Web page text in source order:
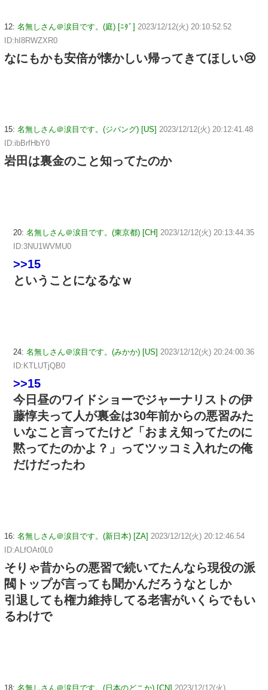
12: 名無しさん＠涙目です。(庭) [ﾆﾀﾞ] 2023/12/12(火) 20:10:52.52
ID:hI8RWZXR0
なにもかも安倍が懐かしい帰ってきてほしい😢
15: 名無しさん＠涙目です。(ジパング) [US] 2023/12/12(火) 20:12:41.48
ID:ibBrfHbY0
岩田は裏金のこと知ってたのか
20: 名無しさん＠涙目です。(東京都) [CH] 2023/12/12(火) 20:13:44.35
ID:3NU1WVMU0
>>15
ということになるなｗ
24: 名無しさん＠涙目です。(みかか) [US] 2023/12/12(火) 20:24:00.36
ID:KTLUTjQB0
>>15
今日昼のワイドショーでジャーナリストの伊
藤惇夫って人が裏金は30年前からの悪習みた
いなこと言ってたけど「おまえ知ってたのに
黙ってたのかよ？」ってツッコミ入れたの俺
だけだったわ
16: 名無しさん＠涙目です。(新日本) [ZA] 2023/12/12(火) 20:12:46.54
ID:ALfOAt0L0
そりゃ昔からの悪習で続いてたんなら現役の派
閥トップが言っても聞かんだろうなとしか
引退しても権力維持してる老害がいくらでもい
るわけで
18: 名無しさん＠涙目です。(日本のどこか) [CN] 2023/12/12(火)